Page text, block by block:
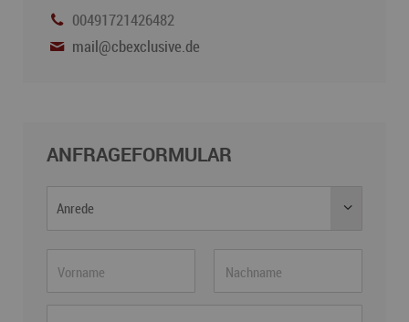
00491721426482
mail@cbexclusive.de
ANFRAGEFORMULAR
Anrede